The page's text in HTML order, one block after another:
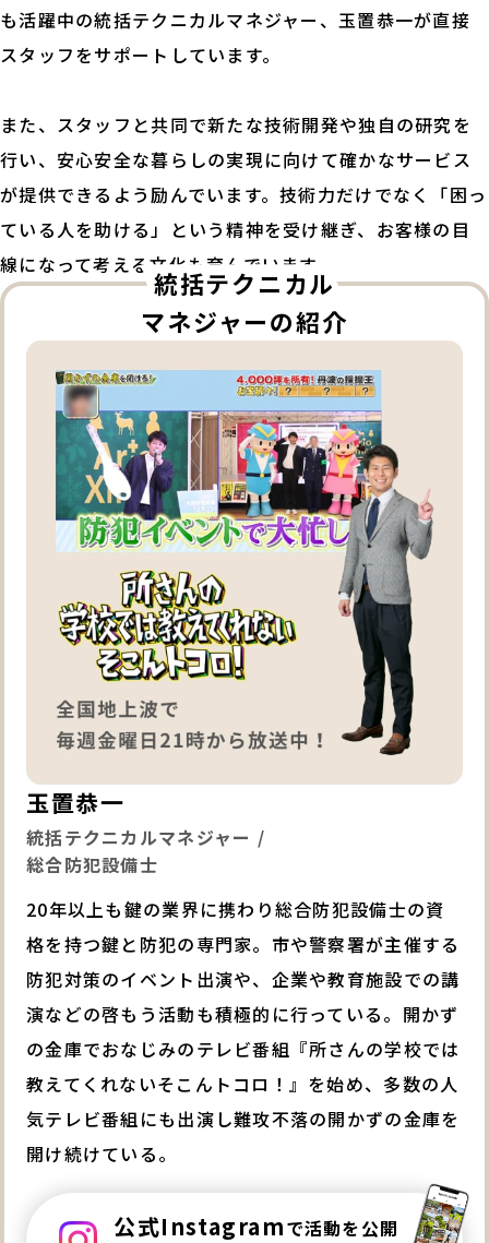
も活躍中の統括テクニカルマネジャー、玉置恭一が直接
スタッフをサポートしています。
また、スタッフと共同で新たな技術開発や独自の研究を
行い、安心安全な暮らしの実現に向けて確かなサービス
が提供できるよう励んでいます。技術力だけでなく「困っ
ている人を助ける」という精神を受け継ぎ、お客様の目
線になって考える文化も育んでいます。
統括テクニカル
マネジャーの紹介
玉置恭一
統括テクニカルマネジャー /
総合防犯設備士
20年以上も鍵の業界に携わり総合防犯設備士の資
格を持つ鍵と防犯の専門家。市や警察署が主催する
防犯対策のイベント出演や、企業や教育施設での講
演などの啓もう活動も積極的に行っている。開かず
の金庫でおなじみのテレビ番組『所さんの学校では
教えてくれないそこんトコロ！』を始め、多数の人
気テレビ番組にも出演し難攻不落の開かずの金庫を
開け続けている。
公式Instagramで活動を公開